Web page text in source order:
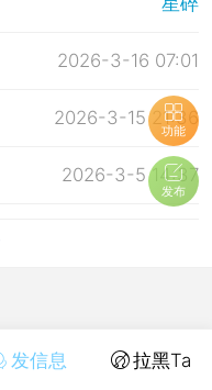
发信息 拉黑Ta
2026-3-16 07:01
2026-3-15 21:36
2026-3-5 14:37
功能
发布